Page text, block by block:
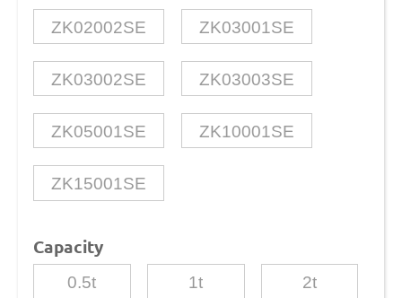
ZK02002SE ZK03001SE
ZK03002SE ZK03003SE
ZK05001SE ZK10001SE
ZK15001SE
Capacity
0.5t 1t 2t